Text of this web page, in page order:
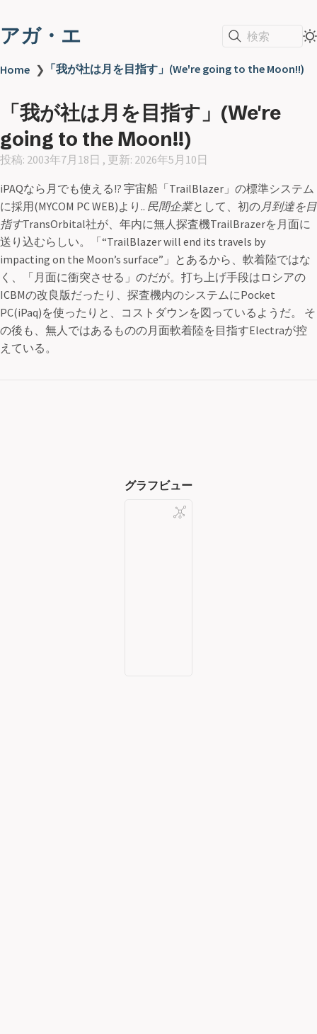
アガ・エ 検索
Home ❯ 「我が社は月を目指す」(We're going to the Moon!!)
「我が社は月を目指す」(We're
going to the Moon!!)
投稿: 2003年7月18日 , 更新: 2026年5月10日
iPAQなら月でも使える!? 宇宙船「TrailBlazer」の標準システム
に採用(MYCOM PC WEB)より.. 民間企業として、初の月到達を目
指すTransOrbital社が、年内に無人探査機TrailBrazerを月面に
送り込むらしい。
“TrailBlazer will end its travels by
impacting on the Moon’s surface”
とあるから、軟着陸ではな
く、「月面に衝突させる」のだが。打ち上げ手段はロシアの
ICBMの改良版だったり、探査機内のシステムにPocket
PC(iPaq)を使ったりと、コストダウンを図っているようだ。 そ
の後も、無人ではあるものの月面軟着陸を目指すElectraが控
えている。
グラフビュー